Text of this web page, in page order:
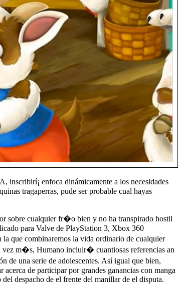
enfoca dinámicamente a los necesidades
tragaperras, pude ser probable cual hayas
sobre cualquier fr�o bien y no ha transpirado hostil
para Valve de PlayStation 3, Xbox 360
que combinaremos la vida ordinario de cualquier
vez m�s, Humano incluir� cuantiosas referencias an
una serie de adolescentes. Así­ igual que bien,
de participar por grandes ganancias con manga
despacho de el frente del manillar de el disputa.